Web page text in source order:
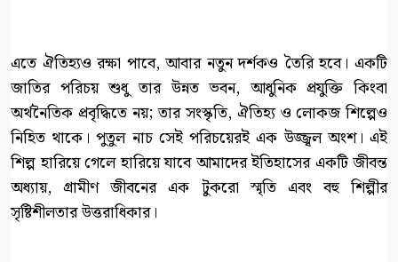
এতে ঐতিহ্যও রক্ষা পাবে, আবার নতুন দর্শকও তৈরি হবে। একটি
জাতির পরিচয় শুধু তার উন্নত ভবন, আধুনিক প্রযুক্তি কিংবা
অর্থনৈতিক প্রবৃদ্ধিতে নয়; তার সংস্কৃতি, ঐতিহ্য ও লোকজ শিল্পেও
নিহিত থাকে। পুতুল নাচ সেই পরিচয়েরই এক উজ্জ্বল অংশ। এই
শিল্প হারিয়ে গেলে হারিয়ে যাবে আমাদের ইতিহাসের একটি জীবন্ত
অধ্যায়, গ্রামীণ জীবনের এক টুকরো স্মৃতি এবং বহু শিল্পীর
সৃষ্টিশীলতার উত্তরাধিকার।